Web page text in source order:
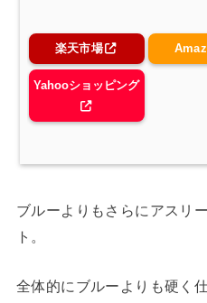
楽天市場
Yahooショッピング
ブルーよりもさらにアスリ
ト。
全体的にブルーよりも硬く